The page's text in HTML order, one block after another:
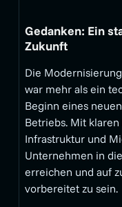
Gedanken: Ein
Zukunft
Die
war mehr als ein
Beginn eines
Betriebs. Mit
Infrastruktur und
Unternehmen in
erreichen und auf
vorbereitet zu sein.